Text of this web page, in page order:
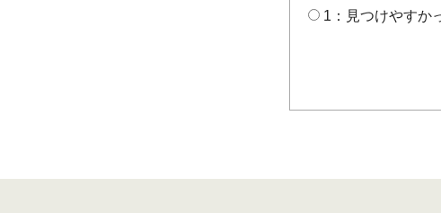
1：見つけやすか